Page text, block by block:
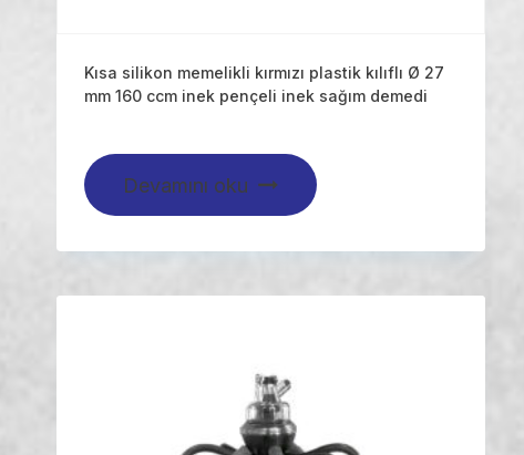
Kısa silikon memelikli kırmızı plastik kılıflı Ø 27
mm 160 ccm inek pençeli inek sağım demedi
Devamını oku